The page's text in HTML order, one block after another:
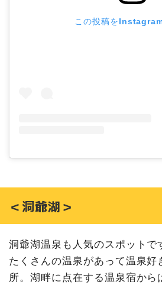
この投稿を
＜洞爺湖＞
洞爺湖温泉も人気のスポットで
たくさんの温泉があって温泉好
所。湖畔に点在する温泉宿から